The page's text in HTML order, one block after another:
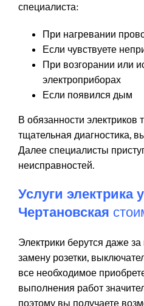
специалиста:
При нагревании
Если чувствуете
При возгорании или
электроприборах
Если появился дым
В обязанности электриков
тщательная диагностика,
Далее специалисты
неисправностей.
Услуги электрика
Чертановская
Электрики берутся даже
замену розетки,
все необходимое
выполнения работ
поэтому вы получаете